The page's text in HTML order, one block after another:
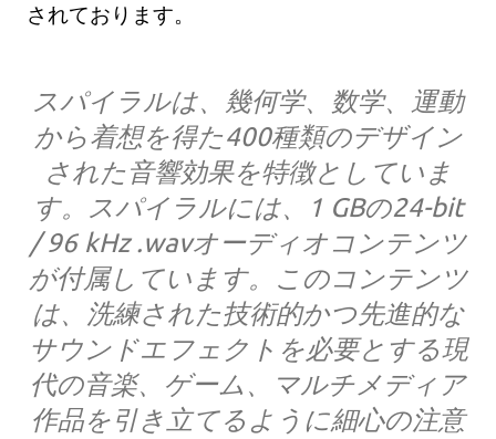
されております。
スパイラルは、幾何学、数学、運動
から着想を得た400種類のデザイン
された音響効果を特徴としていま
す。スパイラルには、1 GBの24-bit
/ 96 kHz .wavオーディオコンテンツ
が付属しています。このコンテンツ
は、洗練された技術的かつ先進的な
サウンドエフェクトを必要とする現
代の音楽、ゲーム、マルチメディア
作品を引き立てるように細心の注意